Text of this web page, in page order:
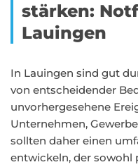
stärken:
Lauingen
In Lauingen sind gut
von entscheidender
unvorhergesehene
Unternehmen,
sollten daher einen
entwickeln, der sowohl